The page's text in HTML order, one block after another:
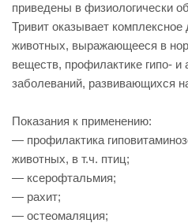
приведены в физиологически
Тривит оказывает комплексное
животных, выражающееся в
веществ, профилактике гипо- и
заболеваний, развивающихся
Показания к применению:
— профилактика
животных, в т.ч. птиц;
— ксерофтальмия;
— рахит;
— остеомаляция;